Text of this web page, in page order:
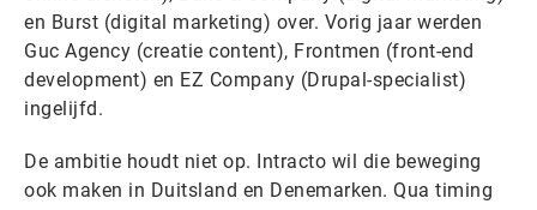
en Burst (digital marketing) over. Vorig jaar werden
Guc Agency (creatie content), Frontmen (front-end
development) en EZ Company (Drupal-specialist)
ingelijfd.
De ambitie houdt niet op. Intracto wil die beweging
ook maken in Duitsland en Denemarken. Qua timing